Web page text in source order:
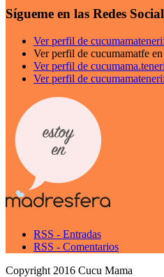
Sígueme en las Redes
Ver perfil de
Ver perfil de cucumamatfe
Ver perfil de
Ver perfil de
RSS - Entradas
RSS - Comentarios
Copyright 2016 Cucu Mama